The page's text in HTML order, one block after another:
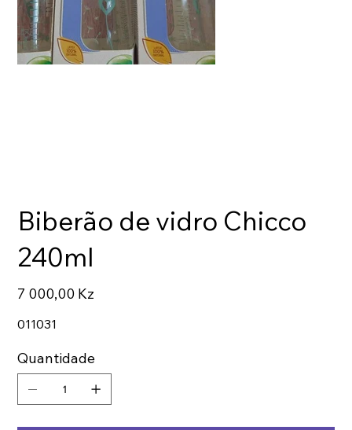
Biberão de vidro Chicco
240ml
Preço
7 000,00 Kz
011031
Quantidade